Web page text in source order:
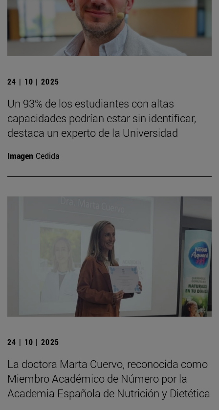
24 | 10 | 2025
Un 93% de los estudiantes con altas
capacidades podrían estar sin identificar,
destaca un experto de la Universidad
Imagen Cedida
24 | 10 | 2025
La doctora Marta Cuervo, reconocida como
Miembro Académico de Número por la
Academia Española de Nutrición y Dietética